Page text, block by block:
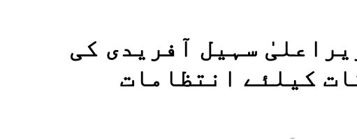
سہیل آفریدی کی
کیلئے انتظامات